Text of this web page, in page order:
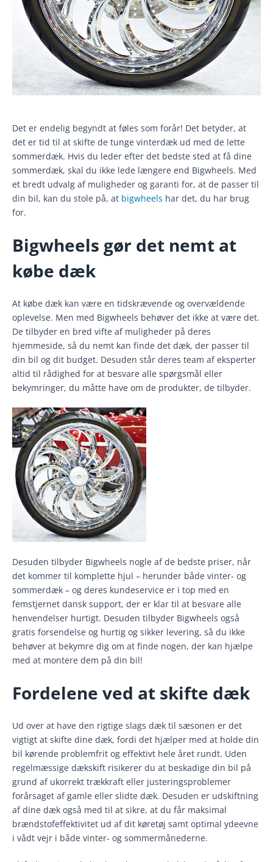
Det er endelig begyndt at føles som forår! Det betyder, at
det er tid til at skifte de tunge vinterdæk ud med de lette
sommerdæk. Hvis du leder efter det bedste sted at få dine
sommerdæk, skal du ikke lede længere end Bigwheels. Med
et bredt udvalg af muligheder og garanti for, at de passer til
din bil, kan du stole på, at bigwheels har det, du har brug
for.
Bigwheels gør det nemt at
købe dæk
At købe dæk kan være en tidskrævende og overvældende
oplevelse. Men med Bigwheels behøver det ikke at være det.
De tilbyder en bred vifte af muligheder på deres
hjemmeside, så du nemt kan finde det dæk, der passer til
din bil og dit budget. Desuden står deres team af eksperter
altid til rådighed for at besvare alle spørgsmål eller
bekymringer, du måtte have om de produkter, de tilbyder.
Desuden tilbyder Bigwheels nogle af de bedste priser, når
det kommer til komplette hjul – herunder både vinter- og
sommerdæk – og deres kundeservice er i top med en
femstjernet dansk support, der er klar til at besvare alle
henvendelser hurtigt. Desuden tilbyder Bigwheels også
gratis forsendelse og hurtig og sikker levering, så du ikke
behøver at bekymre dig om at finde nogen, der kan hjælpe
med at montere dem på din bil!
Fordelene ved at skifte dæk
Ud over at have den rigtige slags dæk til sæsonen er det
vigtigt at skifte dine dæk, fordi det hjælper med at holde din
bil kørende problemfrit og effektivt hele året rundt. Uden
regelmæssige dækskift risikerer du at beskadige din bil på
grund af ukorrekt trækkraft eller justeringsproblemer
forårsaget af gamle eller slidte dæk. Desuden er udskiftning
af dine dæk også med til at sikre, at du får maksimal
brændstofeffektivitet ud af dit køretøj samt optimal ydeevne
i vådt vejr i både vinter- og sommermånederne.